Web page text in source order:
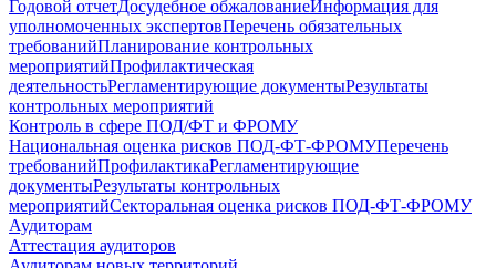
Годовой отчетДосудебное обжалованиеИнформация для
уполномоченных экспертовПеречень обязательных
требованийПланирование контрольных
мероприятийПрофилактическая
деятельностьРегламентирующие документыРезультаты
контрольных мероприятий
Контроль в сфере ПОД/ФТ и ФРОМУ
Национальная оценка рисков ПОД-ФТ-ФРОМУПеречень
требованийПрофилактикаРегламентирующие
документыРезультаты контрольных
мероприятийСекторальная оценка рисков ПОД-ФТ-ФРОМУ
Аудиторам
Аттестация аудиторов